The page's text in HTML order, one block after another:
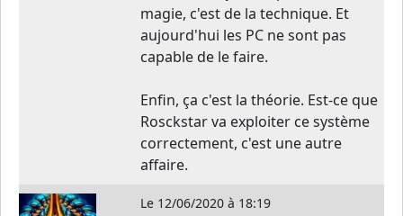
magie, c'est de la technique. Et
aujourd'hui les PC ne sont pas
capable de le faire.
Enfin, ça c'est la théorie. Est-ce que
Rosckstar va exploiter ce système
correctement, c'est une autre
affaire.
Le 12/06/2020 à 18:19